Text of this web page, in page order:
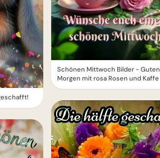
Schönen Mittwoch Bilder - Guten
Morgen mit rosa Rosen und Kaffe